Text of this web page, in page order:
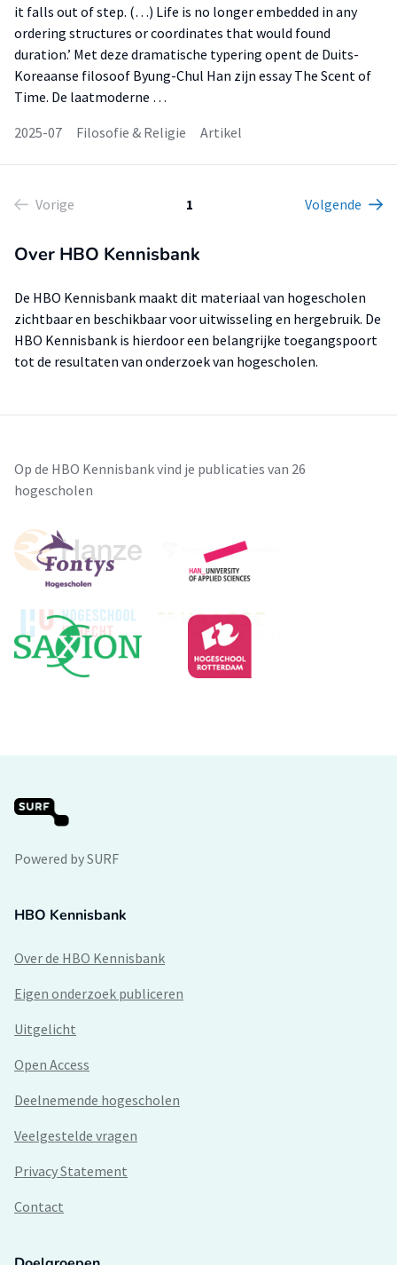
it falls out of step. (…) Life is no longer embedded in any
ordering structures or coordinates that would found
duration.’ Met deze dramatische typering opent de Duits-
Koreaanse filosoof Byung-Chul Han zijn essay The Scent of
Time. De laatmoderne …
2025-07
Filosofie & Religie Artikel
Vorige 1 Volgende
Over HBO Kennisbank
De HBO Kennisbank maakt dit materiaal van hogescholen
zichtbaar en beschikbaar voor uitwisseling en hergebruik. De
HBO Kennisbank is hierdoor een belangrijke toegangspoort
tot de resultaten van onderzoek van hogescholen.
Op de HBO Kennisbank vind je publicaties van 26
hogescholen
Powered by SURF
HBO Kennisbank
Over de HBO Kennisbank
Eigen onderzoek publiceren
Uitgelicht
Open Access
Deelnemende hogescholen
Veelgestelde vragen
Privacy Statement
Contact